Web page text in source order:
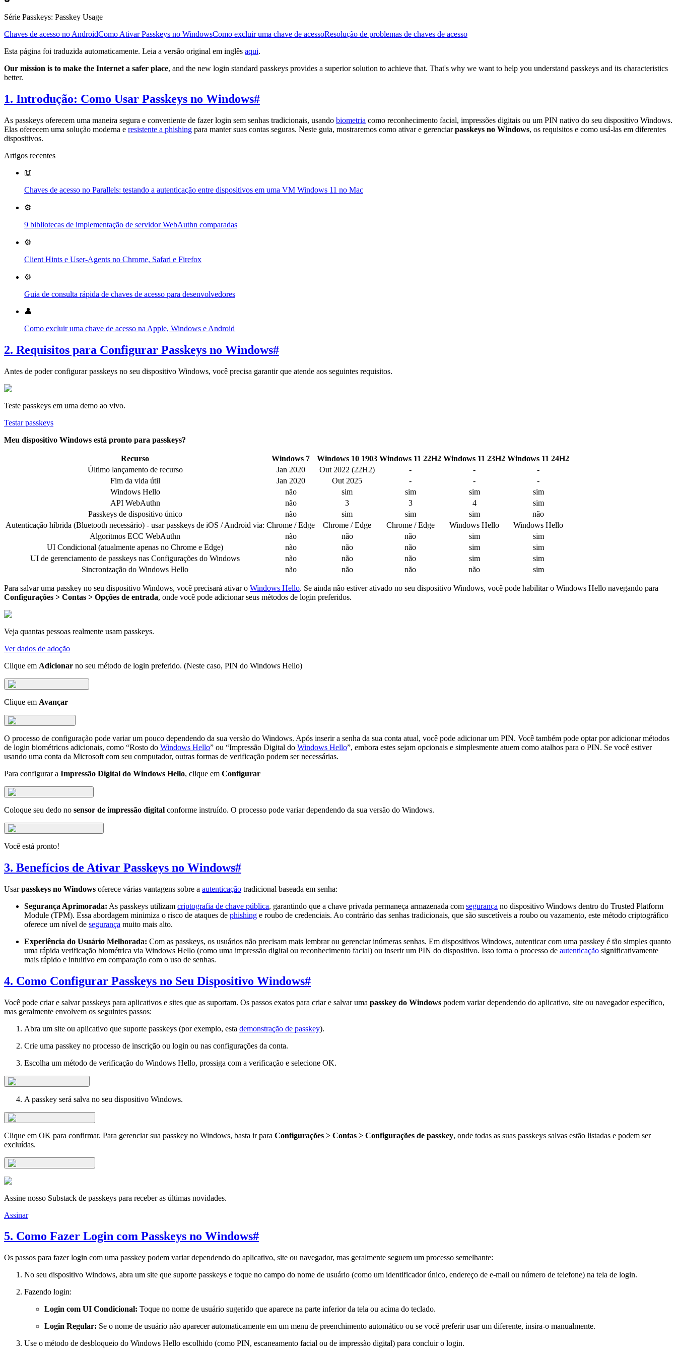
Série Passkeys: Passkey Usage
Chaves de acesso no AndroidComo Ativar Passkeys no WindowsComo excluir uma chave de acessoResolução de problemas de chaves de acesso
Esta página foi traduzida automaticamente. Leia a versão original em inglês aqui.
Our mission is to make the Internet a safer place, and the new login standard passkeys provides a superior solution to achieve that. That's why we want to help you understand passkeys and its characteristics
better.
1. Introdução: Como Usar Passkeys no Windows#
As passkeys oferecem uma maneira segura e conveniente de fazer login sem senhas tradicionais, usando biometria como reconhecimento facial, impressões digitais ou um PIN nativo do seu dispositivo Windows.
Elas oferecem uma solução moderna e resistente a phishing para manter suas contas seguras. Neste guia, mostraremos como ativar e gerenciarpasskeys no Windows, os requisitos e como usá-las em diferentes
dispositivos.
Artigos recentes
📖
Chaves de acesso no Parallels: testando a autenticação entre dispositivos em uma VM Windows 11 no Mac
⚙️
9 bibliotecas de implementação de servidor WebAuthn comparadas
⚙️
Client Hints e User-Agents no Chrome, Safari e Firefox
⚙️
Guia de consulta rápida de chaves de acesso para desenvolvedores
👤
Como excluir uma chave de acesso na Apple, Windows e Android
2. Requisitos para Configurar Passkeys no Windows#
Antes de poder configurar passkeys no seu dispositivo Windows, você precisa garantir que atende aos seguintes requisitos.
Teste passkeys em uma demo ao vivo.
Testar passkeys
Meu dispositivo Windows está pronto para passkeys?
Recurso Windows 7 Windows 10 1903 Windows 11 22H2 Windows 11 23H2 Windows 11 24H2
Último lançamento de recurso
Jan 2020 Out 2022 (22H2) - -
-
Fim da vida útil
Jan 2020 Out 2025 - -
-
Windows Hello
não sim sim sim
sim
API WebAuthn
não 3 3 4
sim
Passkeys de dispositivo único
não sim sim sim
não
Autenticação híbrida (Bluetooth necessário) - usar passkeys de iOS / Android via: Chrome / Edge Chrome / Edge Chrome / Edge Windows Hello
Windows Hello
Algoritmos ECC WebAuthn
não não não sim
sim
UI Condicional (atualmente apenas no Chrome e Edge)
não não não sim
sim
UI de gerenciamento de passkeys nas Configurações do Windows
não não não sim
sim
Sincronização do Windows Hello
não não não não sim
Para salvar uma passkey no seu dispositivo Windows, você precisará ativar o Windows Hello. Se ainda não estiver ativado no seu dispositivo Windows, você pode habilitar o Windows Hello navegando para
Configurações > Contas > Opções de entrada, onde você pode adicionar seus métodos de login preferidos.
Veja quantas pessoas realmente usam passkeys.
Ver dados de adoção
Clique em Adicionar no seu método de login preferido. (Neste caso, PIN do Windows Hello)
Clique em Avançar
O processo de configuração pode variar um pouco dependendo da sua versão do Windows. Após inserir a senha da sua conta atual, você pode adicionar um PIN. Você também pode optar por adicionar métodos
de login biométricos adicionais, como “Rosto do Windows Hello” ou “Impressão Digital do Windows Hello”, embora estes sejam opcionais e simplesmente atuem como atalhos para o PIN. Se você estiver
usando uma conta da Microsoft com seu computador, outras formas de verificação podem ser necessárias.
Para configurar a Impressão Digital do Windows Hello, clique em Configurar
Coloque seu dedo no sensor de impressão digital conforme instruído. O processo pode variar dependendo da sua versão do Windows.
Você está pronto!
3. Benefícios de Ativar Passkeys no Windows#
Usarpasskeys no Windows oferece várias vantagens sobre a autenticação tradicional baseada em senha:
Segurança Aprimorada: As passkeys utilizam criptografia de chave pública, garantindo que a chave privada permaneça armazenada com segurança no dispositivo Windows dentro do Trusted Platform
Module (TPM). Essa abordagem minimiza o risco de ataques de phishing e roubo de credenciais. Ao contrário das senhas tradicionais, que são suscetíveis a roubo ou vazamento, este método criptográfico
oferece um nível de segurança muito mais alto.
Experiência do Usuário Melhorada: Com as passkeys, os usuários não precisam mais lembrar ou gerenciar inúmeras senhas. Em dispositivos Windows, autenticar com uma passkey é tão simples quanto
uma rápida verificação biométrica via Windows Hello (como uma impressão digital ou reconhecimento facial) ou inserir um PIN do dispositivo. Isso torna o processo de autenticação significativamente
mais rápido e intuitivo em comparação com o uso de senhas.
4. Como Configurar Passkeys no Seu Dispositivo Windows#
Você pode criar e salvar passkeys para aplicativos e sites que as suportam. Os passos exatos para criar e salvar uma passkey do Windows podem variar dependendo do aplicativo, site ou navegador específico,
mas geralmente envolvem os seguintes passos:
Abra um site ou aplicativo que suporte passkeys (por exemplo, esta demonstração de passkey).
Crie uma passkey no processo de inscrição ou login ou nas configurações da conta.
Escolha um método de verificação do Windows Hello, prossiga com a verificação e selecione OK.
A passkey será salva no seu dispositivo Windows.
Clique em OK para confirmar. Para gerenciar sua passkey no Windows, basta ir para Configurações > Contas > Configurações de passkey, onde todas as suas passkeys salvas estão listadas e podem ser
excluídas.
Assine nosso Substack de passkeys para receber as últimas novidades.
Assinar
5. Como Fazer Login com Passkeys no Windows#
Os passos para fazer login com uma passkey podem variar dependendo do aplicativo, site ou navegador, mas geralmente seguem um processo semelhante:
No seu dispositivo Windows, abra um site que suporte passkeys e toque no campo do nome de usuário (como um identificador único, endereço de e-mail ou número de telefone) na tela de login.
Fazendo login:
Login com UI Condicional: Toque no nome de usuário sugerido que aparece na parte inferior da tela ou acima do teclado.
Login Regular: Se o nome de usuário não aparecer automaticamente em um menu de preenchimento automático ou se você preferir usar um diferente, insira-o manualmente.
Use o método de desbloqueio do Windows Hello escolhido (como PIN, escaneamento facial ou de impressão digital) para concluir o login.